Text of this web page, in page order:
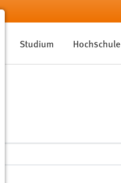
Studium Hochschule